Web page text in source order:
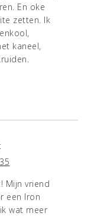
En oke
zetten. Ik
kaneel,
Mijn vriend
een Iron
wat meer